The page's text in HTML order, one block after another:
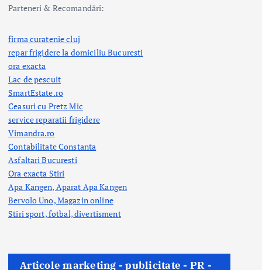
Parteneri & Recomandări:
firma curatenie cluj
repar frigidere la domiciliu Bucuresti
ora exacta
Lac de pescuit
SmartEstate.ro
Ceasuri cu Pretz Mic
service reparatii frigidere
Vimandra.ro
Contabilitate Constanta
Asfaltari Bucuresti
Ora exacta Stiri
Apa Kangen, Aparat Apa Kangen
Bervolo Uno, Magazin online
Stiri sport, fotbal,divertisment
Articole marketing - publicitate - PR -